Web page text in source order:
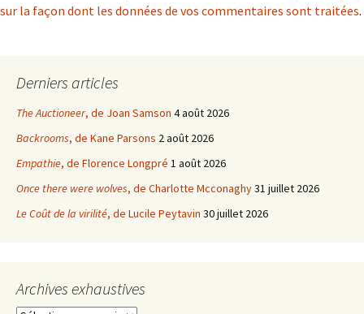
sur la façon dont les données de vos commentaires sont traitées.
Derniers articles
The Auctioneer, de Joan Samson 4 août 2026
Backrooms, de Kane Parsons 2 août 2026
Empathie, de Florence Longpré 1 août 2026
Once there were wolves, de Charlotte Mcconaghy31 juillet 2026
Le Coût de la virilité, de Lucile Peytavin 30 juillet 2026
Archives exhaustives